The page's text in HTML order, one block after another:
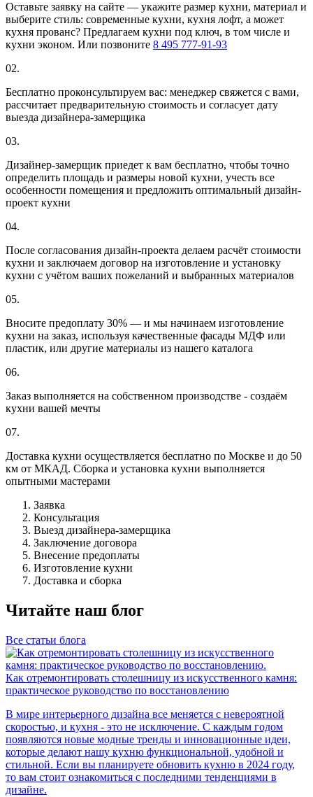
Оставьте заявку на сайте — укажите размер кухни, материал и
выберите стиль: современные кухни, кухня лофт, а может
кухня прованс? Предлагаем кухни под ключ, в том числе и
кухни эконом. Или позвоните 8 495 777-91-93
02.
Бесплатно проконсультируем вас: менеджер свяжется с вами,
рассчитает предварительную стоимость и согласует дату
выезда дизайнера-замерщика
03.
Дизайнер-замерщик приедет к вам бесплатно, чтобы точно
определить площадь и размеры новой кухни, учесть все
особенности помещения и предложить оптимальный дизайн-
проект кухни
04.
После согласования дизайн-проекта делаем расчёт стоимости
кухни и заключаем договор на изготовление и установку
кухни с учётом ваших пожеланий и выбранных материалов
05.
Вносите предоплату 30% — и мы начинаем изготовление
кухни на заказ, используя качественные фасады МДФ или
пластик, или другие материалы из нашего каталога
06.
Заказ выполняется на собственном производстве - создаём
кухни вашей мечты
07.
Доставка кухни осуществляется бесплатно по Москве и до 50
км от МКАД. Сборка и установка кухни выполняется
опытными мастерами
Заявка
Консультация
Выезд дизайнера-замерщика
Заключение договора
Внесение предоплаты
Изготовление кухни
Доставка и сборка
Читайте наш блог
Все статьи блога
Как отремонтировать столешницу из искусственного камня:
практическое руководство по восстановлению
В мире интерьерного дизайна все меняется с невероятной
скоростью, и кухня - это не исключение. С каждым годом
появляются новые модные тренды и инновационные идеи,
которые делают нашу кухню функциональной, удобной и
стильной. Если вы планируете обновить кухню в 2024 году,
то вам стоит ознакомиться с последними тенденциями в
дизайне.